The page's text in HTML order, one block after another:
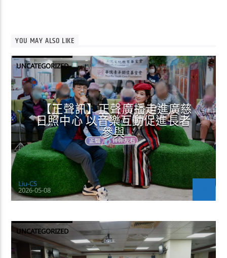
YOU MAY ALSO LIKE
UNCATEGORIZED
【正聲訊】正聲廣播走進廣慈
日照中心 以音樂互動促進長者
參與
Liu-CS
2026-05-08
UNCATEGORIZED